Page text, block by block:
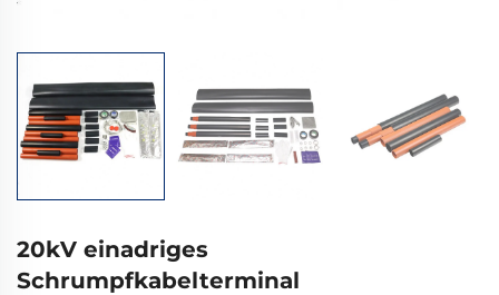
20kV einadriges
Schrumpfkabelterminal